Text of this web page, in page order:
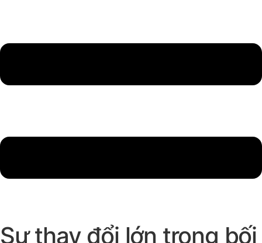
Sự thay đổi lớn trong bối